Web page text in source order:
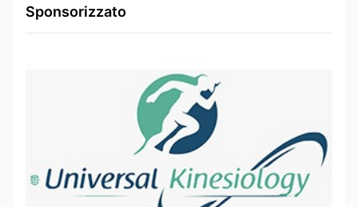
Sponsorizzato